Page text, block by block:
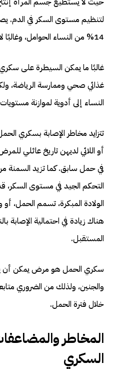
14% من النساء الحوامل، وغالبًا لا تظهر له أعراض واضحة.
غالبًا ما يمكن السيطرة على
غذائي صحي وممارسة الرياضة،
النساء إلى أدوية لموازنة
أو اللائي لديهن تاريخ عائلي
في حمل سابق. كما تزيد السمنة
التحكم الجيد في مستوى
الولادة المبكرة، تسمم الحمل،
هناك زيادة في احتمالية الإصابة
المستقبل.
سكري الحمل هو مرض يمكن أن
والجنين، ولذلك من الضروري
خلال فترة الحمل.
المخاطر
السكري